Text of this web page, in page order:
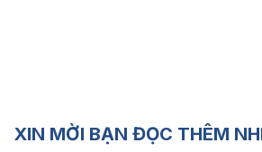
XIN MỜI BẠN ĐỌC THÊM